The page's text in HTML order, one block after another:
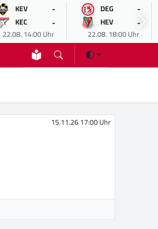
KEV -
KEC -
22.08. 14:00 Uhr
DEG -
HEV -
22.08. 18:00 Uhr
15.11.26 17:00 Uhr